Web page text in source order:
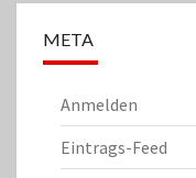
META
Anmelden
Eintrags-Feed